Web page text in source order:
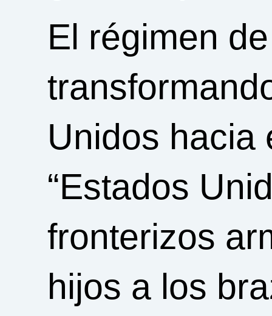
El régimen
Unidos hacia
“Estados
fronterizos
hijos a los